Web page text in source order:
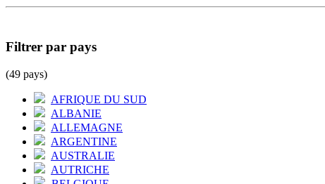
Filtrer par pays
(49 pays)
AFRIQUE DU SUD
ALBANIE
ALLEMAGNE
ARGENTINE
AUSTRALIE
AUTRICHE